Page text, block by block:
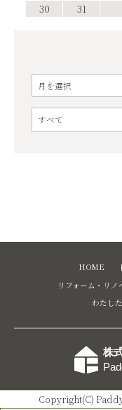
30
31
HOME
リフォーム・リノ
わたし
株
Copyright(C)